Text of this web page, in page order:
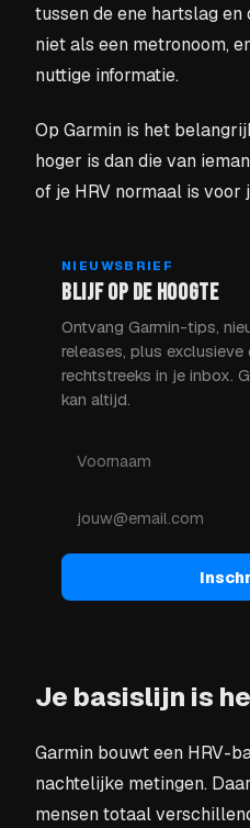
tussen de ene hartslag
niet als een metronoom,
nuttige informatie.
Op Garmin is het
hoger is dan die van
of je HRV normaal is voor
NIEUWSBRIEF
BLIJF OP DE HOOGTE
Ontvang Garmin-tips,
releases, plus
rechtstreeks in je inbox.
kan altijd.
Je basislijn is
Garmin bouwt een HRV-
nachtelijke metingen.
mensen totaal